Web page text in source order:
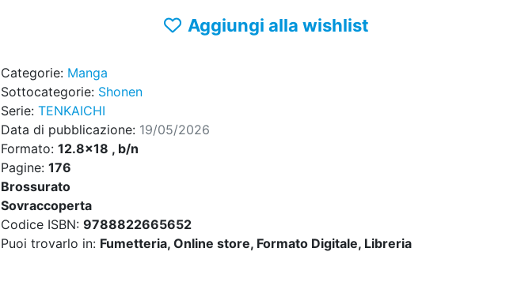
Aggiungi alla wishlist
Categorie: Manga
Sottocategorie: Shonen
Serie: TENKAICHI
Data di pubblicazione: 19/05/2026
Formato: 12.8x18 , b/n
Pagine: 176
Brossurato
Sovraccoperta
Codice ISBN: 9788822665652
Puoi trovarlo in: Fumetteria, Online store, Formato Digitale, Libreria